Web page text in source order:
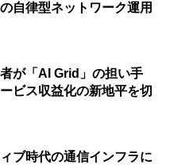
自律型ネットワーク運用
が「AI Grid」の担い手
ビス収益化の新地平を切
ブ時代の通信インフラに